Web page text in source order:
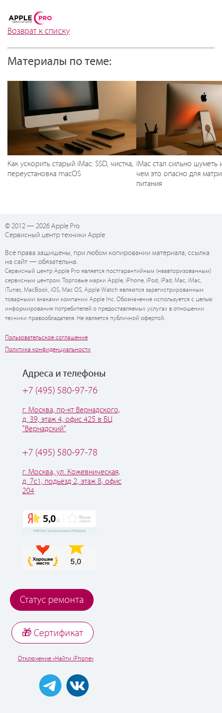
Возврат к списку
Материалы по теме:
Как ускорить старый iMac: SSD, чистка,
переустановка macOS
iMac стал сильно шуметь
чем это опасно для
питания
© 2012 — 2026 Apple Pro
Сервисный центр техники Apple
Все права защищены, при любом копировании материала, ссылка
на сайт — обязательна.
Сервисный центр Apple Pro является постгарантийным (неавторизованным)
сервисным центром. Торговые марки Apple, iPhone, iPod, iPad, Mac, iMac,
iTunes, MacBook, iOS, Mac OS, Apple Watch являются зарегистрированным
товарными знаками компании Apple Inc. Обозначение используется с целью
информирования потребителей о предоставляемых услугах в отношении
техники правообладателя. Не является публичной офертой.
Пользовательское соглашение
Политика конфиденциальности
Адреса и телефоны
+7 (495) 580-97-76
г. Москва, пр-кт Вернадского,
д. 39, этаж 4, офис 425 в БЦ
"Вернадский"
+7 (495) 580-97-78
г. Москва, ул. Кожевническая,
д. 7с1, подьезд 2, этаж 8, офис
204
Статус ремонта
🎁 Cертификат
Отключение «Найти iPhone»